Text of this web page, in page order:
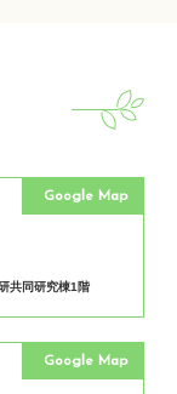
共同研究棟1階
Google Map
Google Map